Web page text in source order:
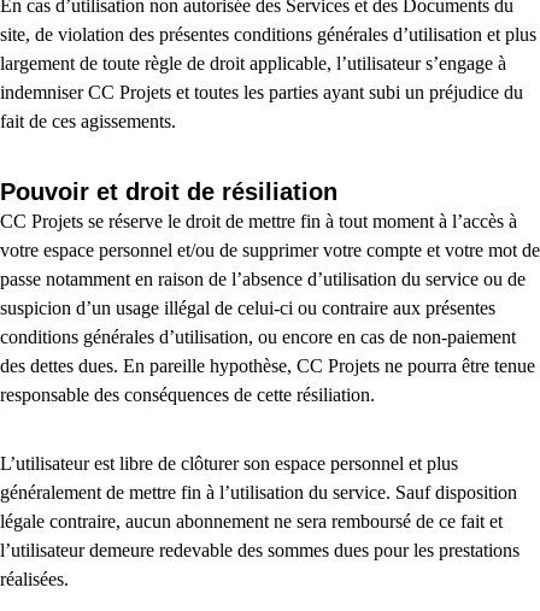
En cas d’utilisation non autorisée des Services et des Documents du
site, de violation des présentes conditions générales d’utilisation et plus
largement de toute règle de droit applicable, l’utilisateur s’engage à
indemniser CC Projets et toutes les parties ayant subi un préjudice du
fait de ces agissements.
Pouvoir et droit de résiliation
CC Projets se réserve le droit de mettre fin à tout moment à l’accès à
votre espace personnel et/ou de supprimer votre compte et votre mot de
passe notamment en raison de l’absence d’utilisation du service ou de
suspicion d’un usage illégal de celui-ci ou contraire aux présentes
conditions générales d’utilisation, ou encore en cas de non-paiement
des dettes dues. En pareille hypothèse, CC Projets ne pourra être tenue
responsable des conséquences de cette résiliation.
L’utilisateur est libre de clôturer son espace personnel et plus
généralement de mettre fin à l’utilisation du service. Sauf disposition
légale contraire, aucun abonnement ne sera remboursé de ce fait et
l’utilisateur demeure redevable des sommes dues pour les prestations
réalisées.